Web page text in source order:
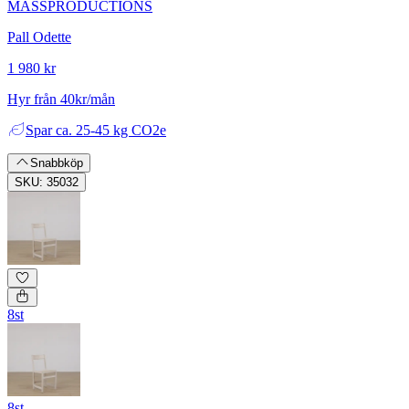
MASSPRODUCTIONS
Pall Odette
1 980 kr
Hyr från 40kr/mån
Spar ca. 25-45 kg CO2e
Snabbköp
SKU: 35032
8st